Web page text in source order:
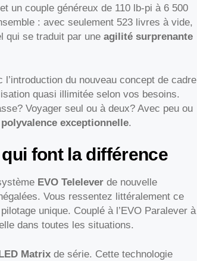
un couple généreux de 110 lb-pi à 6 500
: avec seulement 523 livres à vide,
qui se traduit par une agilité surprenante
du nouveau concept de cadre
quasi illimitée selon vos besoins.
Voyager seul ou à deux? Avec peu ou
polyvalence exceptionnelle.
font la différence
EVO Telelever de nouvelle
Vous ressentez littéralement ce
unique. Couplé à l’EVO Paralever à
dans toutes les situations.
Matrix de série. Cette technologie